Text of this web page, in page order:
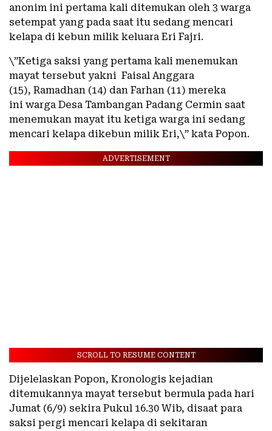
anonim ini pertama kali ditemukan oleh 3 warga
setempat yang pada saat itu sedang mencari
kelapa di kebun milik keluara Eri Fajri.
\”Ketiga saksi yang pertama kali menemukan
mayat tersebut yakni Faisal Anggara
(15), Ramadhan (14) dan Farhan (11) mereka
ini warga Desa Tambangan Padang Cermin saat
menemukan mayat itu ketiga warga ini sedang
mencari kelapa dikebun milik Eri,\” kata Popon.
ADVERTISEMENT
SCROLL TO RESUME CONTENT
Dijelelaskan Popon, Kronologis kejadian
ditemukannya mayat tersebut bermula pada hari
Jumat (6/9) sekira Pukul 16.30 Wib, disaat para
saksi pergi mencari kelapa di sekitaran